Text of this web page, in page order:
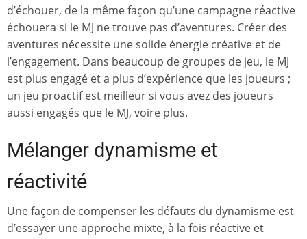
d’échouer, de la même façon qu’une campagne réactive
échouera si le MJ ne trouve pas d’aventures. Créer des
aventures nécessite une solide énergie créative et de
l’engagement. Dans beaucoup de groupes de jeu, le MJ
est plus engagé et a plus d’expérience que les joueurs ;
un jeu proactif est meilleur si vous avez des joueurs
aussi engagés que le MJ, voire plus.
Mélanger dynamisme et
réactivité
Une façon de compenser les défauts du dynamisme est
d’essayer une approche mixte, à la fois réactive et